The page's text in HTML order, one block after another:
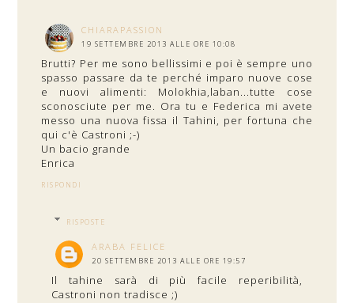
CHIARAPASSION
19 SETTEMBRE 2013 ALLE ORE 10:08
Brutti? Per me sono bellissimi e poi è sempre uno
spasso passare da te perché imparo nuove cose
e nuovi alimenti: Molokhia,laban...tutte cose
sconosciute per me. Ora tu e Federica mi avete
messo una nuova fissa il Tahini, per fortuna che
qui c'è Castroni ;-)
Un bacio grande
Enrica
RISPONDI
RISPOSTE
ARABA FELICE
20 SETTEMBRE 2013 ALLE ORE 19:57
Il tahine sarà di più facile reperibilità,
Castroni non tradisce ;)